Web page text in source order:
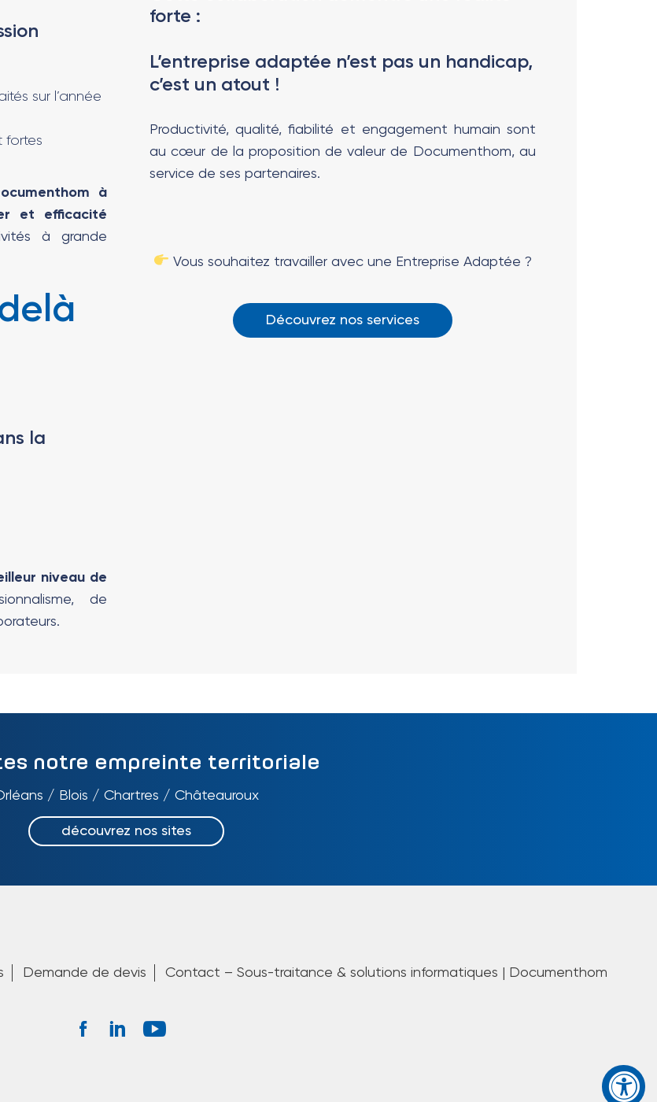
sur l’année
fortes
à
et efficacité
à grande
la
niveau de
de
forte :
L’entreprise adaptée n’est pas un handicap,
c’est un atout !
Productivité, qualité, fiabilité et engagement humain sont
au cœur de la proposition de valeur de Documenthom, au
service de ses partenaires.
Vous souhaitez travailler avec une Entreprise Adaptée ?
Découvrez nos services
notre empreinte territoriale
/ Blois / Chartres / Châteauroux
découvrez nos sites
Demande de devis Contact – Sous-traitance & solutions informatiques | Documenthom